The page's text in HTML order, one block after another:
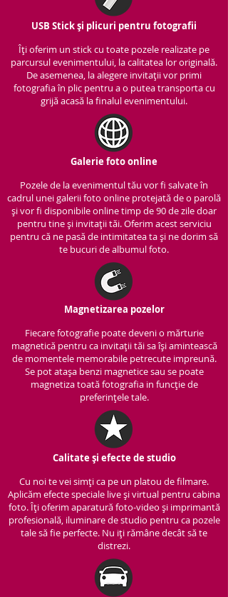
USB Stick și plicuri pentru fotografii
Îți oferim un stick cu toate pozele realizate pe
parcursul evenimentului, la calitatea lor originală.
De asemenea, la alegere invitații vor primi
fotografia în plic pentru a o putea transporta cu
grijă acasă la finalul evenimentului.
Galerie foto online
Pozele de la evenimentul tău vor fi salvate în
cadrul unei galerii foto online protejată de o parolă
și vor fi disponibile online timp de 90 de zile doar
pentru tine și invitații tăi. Oferim acest serviciu
pentru că ne pasă de intimitatea ta și ne dorim să
te bucuri de albumul foto.
Magnetizarea pozelor
Fiecare fotografie poate deveni o mărturie
magnetică pentru ca invitații tăi sa își amintească
de momentele memorabile petrecute impreună.
Se pot atașa benzi magnetice sau se poate
magnetiza toată fotografia in funcție de
preferințele tale.
Calitate și efecte de studio
Cu noi te vei simți ca pe un platou de filmare.
Aplicăm efecte speciale live și virtual pentru cabina
foto. Îți oferim aparatură foto-video și imprimantă
profesională, iluminare de studio pentru ca pozele
tale să fie perfecte. Nu iți rămâne decât să te
distrezi.